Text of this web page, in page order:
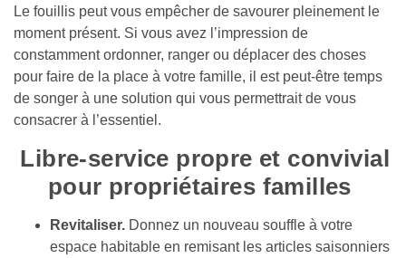
Le fouillis peut vous empêcher de savourer pleinement le
moment présent. Si vous avez l’impression de
constamment ordonner, ranger ou déplacer des choses
pour faire de la place à votre famille, il est peut-être temps
de songer à une solution qui vous permettrait de vous
consacrer à l’essentiel.
pour propriétaires familles
Revitaliser. Donnez un nouveau souffle à votre
espace habitable en remisant les articles saisonniers